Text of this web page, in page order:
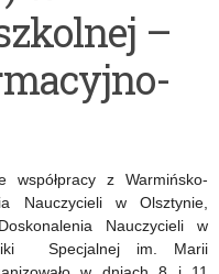
–
współpracy z Warmińsko-
Nauczycieli w Olsztynie,
Nauczycieli w
Specjalnej im. Marii